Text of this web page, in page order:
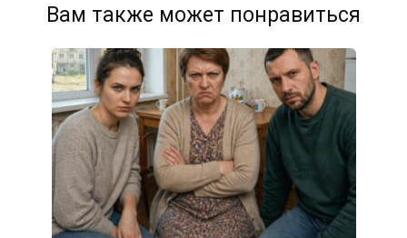
Вам также может понравиться